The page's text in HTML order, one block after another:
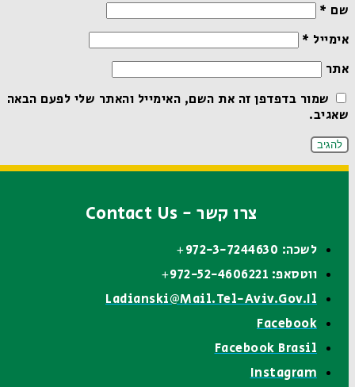
שם*
אימייל*
אתר
שמור בדפדפן זה את השם, האימייל והאתר שלי לפעם הבאה
שאגיב.
צרו קשר - Contact Us
לשכה: 972-3-7244630+
ווטסאפ: 972-52-4606221+
Ladianski@mail.tel-Aviv.gov.il
Facebook
Facebook Brasil
Instagram